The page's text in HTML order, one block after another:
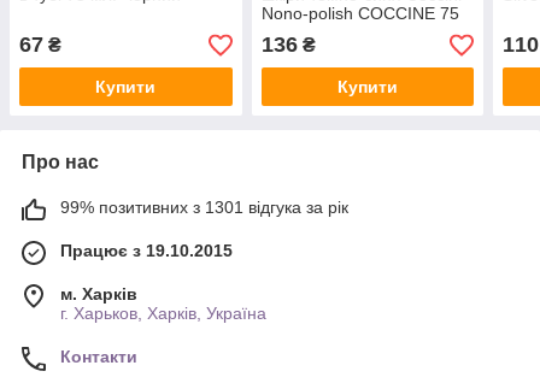
67 ₴
Купити
Nono-polish COCCINE 75
мл
136₴
Купити
110
Про нас
99% позитивних з 1301 відгука за рік
Працює з 19.10.2015
м. Харків
г. Харьков, Харків, Україна
Контакти